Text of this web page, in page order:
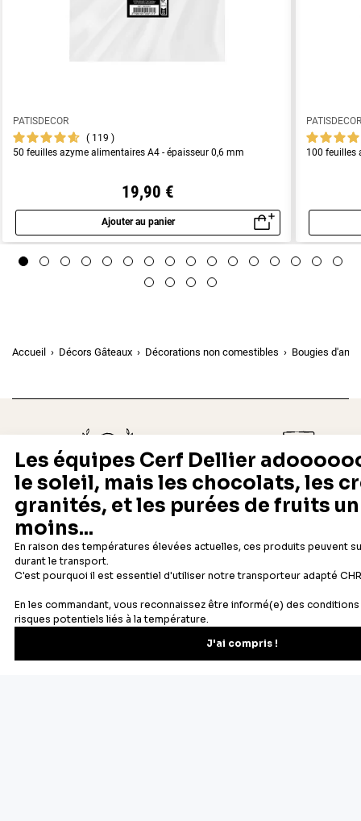
PATISDECOR
119
50 feuilles azyme alimentaires A4 - épaisseur 0,6 mm
19,90 €
Ajouter au panier
Aperçu rapide
100 feuilles
Accueil Décors Gâteaux Décorations non comestibles Bougies
Depuis 1932
Fabricant français reconnu
Livraison rapide 24/48h
Offerte dès 69 € en point
Newsletter
Recevez les recettes, astuces et offres spéciales.